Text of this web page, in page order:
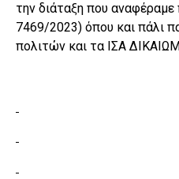
την διάταξη που
7469/2023) όπου και πάλι
πολιτών και τα ΙΣΑ